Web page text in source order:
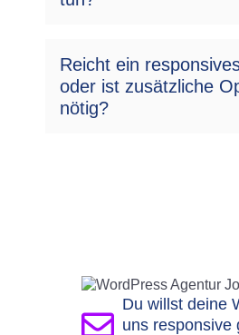
Reicht ein
oder ist zusätzliche
nötig?
Du willst deine
uns responsive